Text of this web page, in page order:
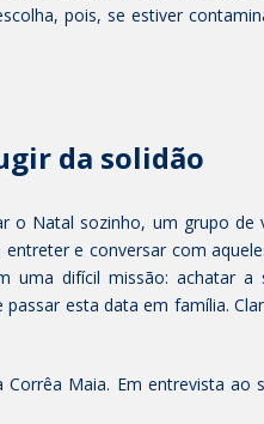
pois, se estiver
da solidão
o Natal sozinho, um grupo de
e conversar com
uma difícil missão: achatar
esta data em família.
Maia. Em entrevista ao